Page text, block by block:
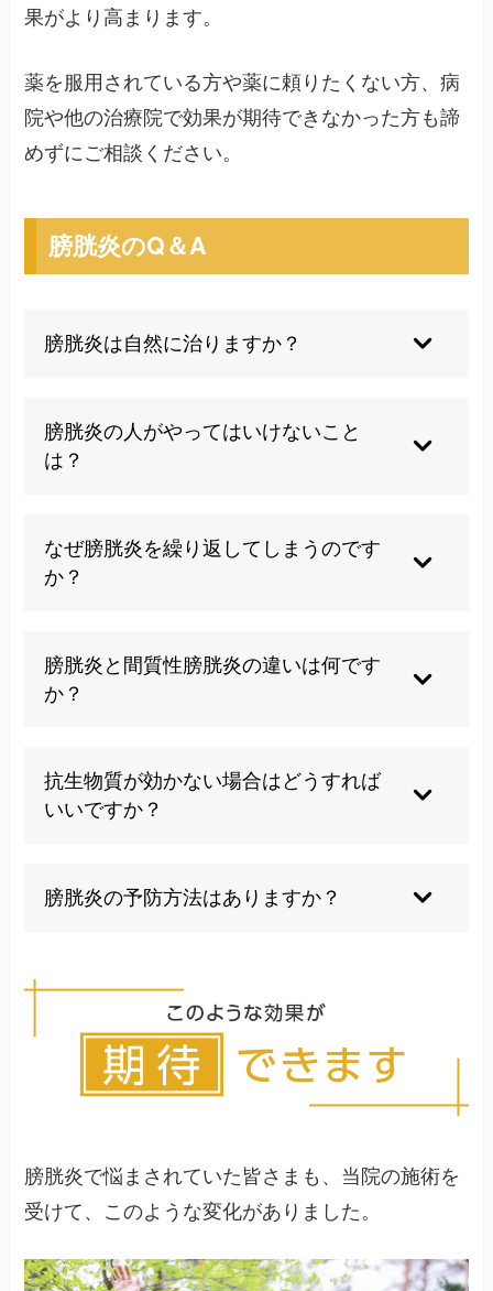
果がより高まります。
薬を服用されている方や薬に頼りたくない方、病
院や他の治療院で効果が期待できなかった方も諦
めずにご相談ください。
膀胱炎のQ＆A
膀胱炎は自然に治りますか？
場合もありますが、細菌感染が原因の場合は適切
な抗生物質治療が必要です。放置すると重篤な合
膀胱炎の人がやってはいけないこと
は？
半身を冷やすこと、水分摂取を控えることは避け
るべきです。また、処方された抗生物質を自己判
なぜ膀胱炎を繰り返してしまうのです
か？
の存在、治療の不完全な実施、生活習慣の問題、
基礎疾患の存在などが考えられます。繰り返す場
合は詳しい検査と生活習慣の見直しが必要です。
膀胱炎と間質性膀胱炎の違いは何です
か？
療できますが、間質性膀胱炎は原因不明で細菌感
染を伴わず、症状の緩和を目的とした治療が主体
となります。診断には専門的な検査が必要です。
抗生物質が効かない場合はどうすれば
いいですか？
質を特定する必要があります。薬剤耐性菌の可能
性もあるため、専門医による詳しい検査と治療方
膀胱炎の予防方法はありますか？
やさない、清潔を保つ、免疫力を維持するための
規則正しい生活習慣が予防に効果的です。ストレ
ス管理も重要な要素です。
膀胱炎で悩まされていた皆さまも、当院の施術を
受けて、このような変化がありました。